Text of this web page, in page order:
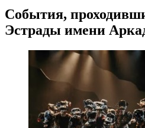
События,
Эстрады имени